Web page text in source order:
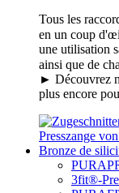
Tous les
en un coup
une utilisation
ainsi que de
► Découvrez
plus encore
Bronze de
3fit®-